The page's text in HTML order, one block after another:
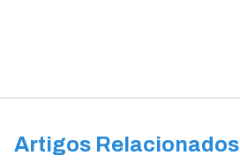
Artigos Relacionados